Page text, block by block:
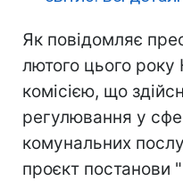
Як повідомляє
лютого цього
комісією, що
регулювання у
комунальних
проєкт постанови